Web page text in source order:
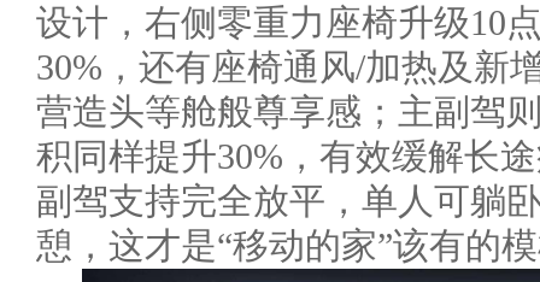
设计，右侧零重力座椅升级10
30%，还有座椅通风/加热及新
营造头等舱般尊享感；主副驾
积同样提升30%，有效缓解长
副驾支持完全放平，单人可躺
憩，这才是“移动的家”该有的